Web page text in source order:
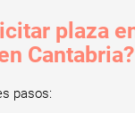
plaza
Cantabria?
pasos: